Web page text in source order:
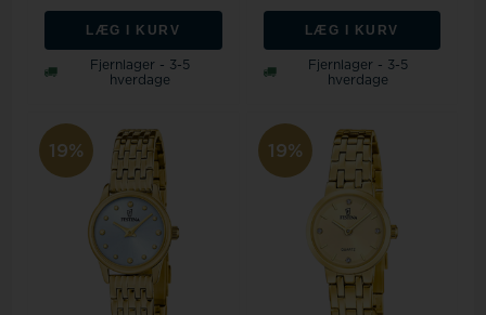
LÆG I KURV
Fjernlager - 3-5
hverdage
LÆG I KURV
Fjernlager - 3-5
hverdage
19% 19%